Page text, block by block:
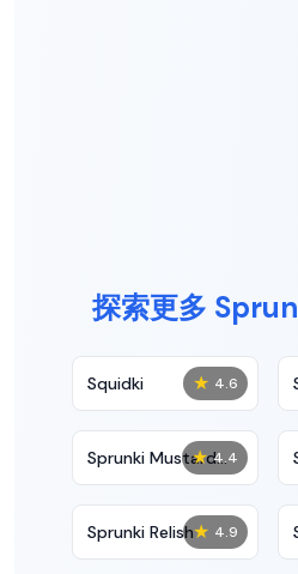
探索更多
★ 4.6
Squidki
★ 4.4
Sprunki Mustard
Phase 2
★ 4.9
Sprunki Relish